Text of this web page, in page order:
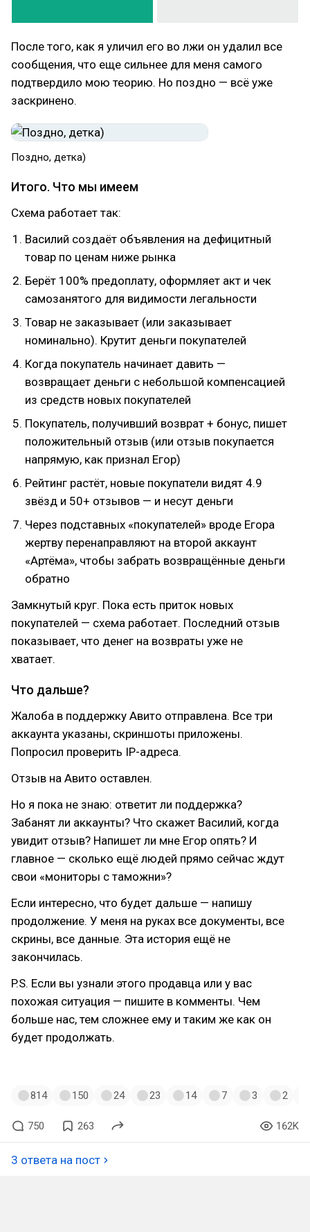
После того, как я уличил его во лжи он удалил все
сообщения, что еще сильнее для меня самого
подтвердило мою теорию. Но поздно — всё уже
заскринено.
Поздно, детка)
Итого. Что мы имеем
Схема работает так:
Василий создаёт объявления на дефицитный
товар по ценам ниже рынка
Берёт 100% предоплату, оформляет акт и чек
самозанятого для видимости легальности
Товар не заказывает (или заказывает
номинально). Крутит деньги покупателей
Когда покупатель начинает давить —
возвращает деньги с небольшой компенсацией
из средств новых покупателей
Покупатель, получивший возврат + бонус, пишет
положительный отзыв (или отзыв покупается
напрямую, как признал Егор)
Рейтинг растёт, новые покупатели видят 4.9
звёзд и 50+ отзывов — и несут деньги
Через подставных «покупателей» вроде Егора
жертву перенаправляют на второй аккаунт
«Артёма», чтобы забрать возвращённые деньги
обратно
Замкнутый круг. Пока есть приток новых
покупателей — схема работает. Последний отзыв
показывает, что денег на возвраты уже не
хватает.
Что дальше?
Жалоба в поддержку Авито отправлена. Все три
аккаунта указаны, скриншоты приложены.
Попросил проверить IP-адреса.
Отзыв на Авито оставлен.
Но я пока не знаю: ответит ли поддержка?
Забанят ли аккаунты? Что скажет Василий, когда
увидит отзыв? Напишет ли мне Егор опять? И
главное — сколько ещё людей прямо сейчас ждут
свои «мониторы с таможни»?
Если интересно, что будет дальше — напишу
продолжение. У меня на руках все документы, все
скрины, все данные. Эта история ещё не
закончилась.
P.S. Если вы узнали этого продавца или у вас
похожая ситуация — пишите в комменты. Чем
больше нас, тем сложнее ему и таким же как он
будет продолжать.
814 150 24 23 14 7 3 2
750 263 162K
3 ответа на пост